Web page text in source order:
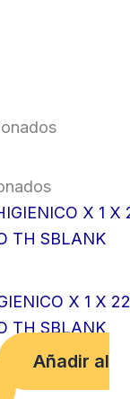
X 1 X 22
TH SBLANK
Añadir al